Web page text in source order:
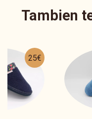
Tambien
25€